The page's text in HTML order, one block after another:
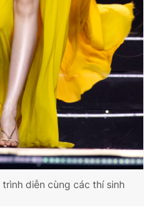
diễn cùng các thí sinh